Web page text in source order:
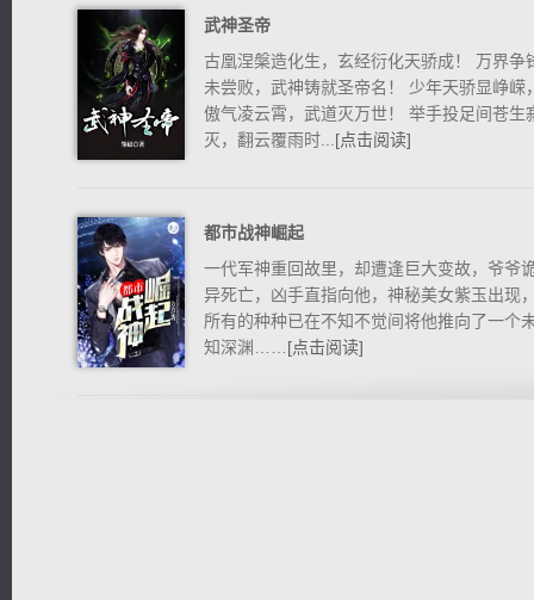
武神圣帝
古凰涅槃造化生，玄经衍化天骄成！ 万界争
未尝败，武神铸就圣帝名！ 少年天骄显峥嵘
傲气凌云霄，武道灭万世！ 举手投足间苍生
灭，翻云覆雨时... [点击阅读]
都市战神崛起
一代军神重回故里，却遭逢巨大变故，爷爷
异死亡，凶手直指向他，神秘美女紫玉出现
所有的种种已在不知不觉间将他推向了一个
知深渊…… [点击阅读]